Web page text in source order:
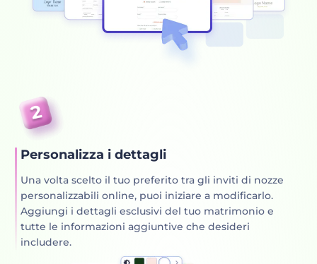
Personalizza i dettagli
Una volta scelto il tuo preferito tra gli inviti di nozze
personalizzabili online, puoi iniziare a modificarlo.
Aggiungi i dettagli esclusivi del tuo matrimonio e
tutte le informazioni aggiuntive che desideri
includere.